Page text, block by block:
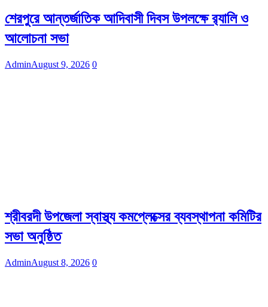
শেরপুরে আন্তর্জাতিক আদিবাসী দিবস উপলক্ষে র‌্যালি ও
আলোচনা সভা
AdminAugust 9, 2026 0
শ্রীবরদী উপজেলা স্বাস্থ্য কমপ্লেক্সের ব্যবস্থাপনা কমিটির
সভা অনুষ্ঠিত
AdminAugust 8, 2026 0